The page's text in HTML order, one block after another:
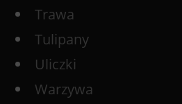
Trawa
Tulipany
Uliczki
Warzywa